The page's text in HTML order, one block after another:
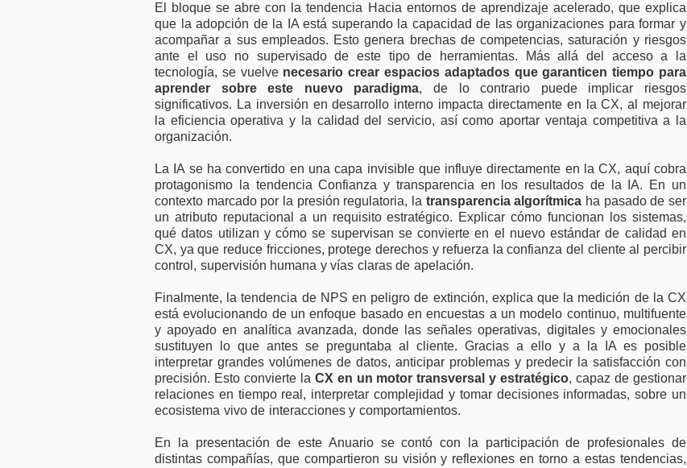
El bloque se abre con la tendencia Hacia entornos de aprendizaje acelerado, que explica
que la adopción de la IA está superando la capacidad de las organizaciones para formar y
acompañar a sus empleados. Esto genera brechas de competencias, saturación y riesgos
ante el uso no supervisado de este tipo de herramientas. Más allá del acceso a la
tecnología, se vuelve necesario crear espacios adaptados que garanticen tiempo para
aprender sobre este nuevo paradigma, de lo contrario puede implicar riesgos
significativos. La inversión en desarrollo interno impacta directamente en la CX, al mejorar
la eficiencia operativa y la calidad del servicio, así como aportar ventaja competitiva a la
organización.
La IA se ha convertido en una capa invisible que influye directamente en la CX, aquí cobra
protagonismo la tendencia Confianza y transparencia en los resultados de la IA. En un
contexto marcado por la presión regulatoria, la transparencia algorítmica ha pasado de ser
un atributo reputacional a un requisito estratégico. Explicar cómo funcionan los sistemas,
qué datos utilizan y cómo se supervisan se convierte en el nuevo estándar de calidad en
CX, ya que reduce fricciones, protege derechos y refuerza la confianza del cliente al percibir
control, supervisión humana y vías claras de apelación.
Finalmente, la tendencia de NPS en peligro de extinción, explica que la medición de la CX
está evolucionando de un enfoque basado en encuestas a un modelo continuo, multifuente
y apoyado en analítica avanzada, donde las señales operativas, digitales y emocionales
sustituyen lo que antes se preguntaba al cliente. Gracias a ello y a la IA es posible
interpretar grandes volúmenes de datos, anticipar problemas y predecir la satisfacción con
precisión. Esto convierte la CX en un motor transversal y estratégico, capaz de gestionar
relaciones en tiempo real, interpretar complejidad y tomar decisiones informadas, sobre un
ecosistema vivo de interacciones y comportamientos.
En la presentación de este Anuario se contó con la participación de profesionales de
distintas compañías, que compartieron su visión y reflexiones en torno a estas tendencias,